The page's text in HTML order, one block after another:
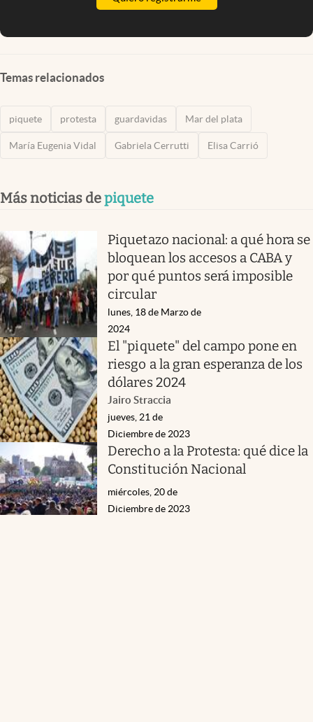
Temas relacionados
piquete protesta guardavidas Mar del plata
María Eugenia Vidal Gabriela Cerrutti Elisa Carrió
Más noticias depiquete
Piquetazo nacional: a qué hora se
bloquean los accesos a CABA y
por qué puntos será imposible
circular
lunes, 18 de Marzo de
2024
El "piquete" del campo pone en
riesgo a la gran esperanza de los
dólares 2024
Jairo Straccia
jueves, 21 de
Diciembre de 2023
Derecho a la Protesta: qué dice la
Constitución Nacional
miércoles, 20 de
Diciembre de 2023